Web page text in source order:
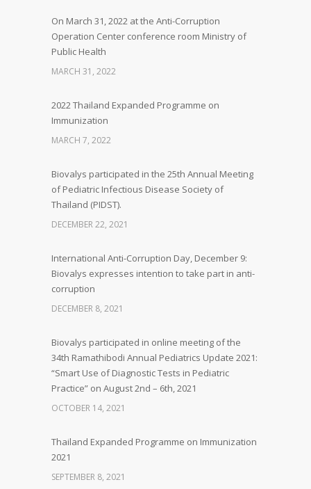
On March 31, 2022 at the Anti-Corruption
Operation Center conference room Ministry of
Public Health
MARCH 31, 2022
2022 Thailand Expanded Programme on
Immunization
MARCH 7, 2022
Biovalys participated in the 25th Annual Meeting
of Pediatric Infectious Disease Society of
Thailand (PIDST).
DECEMBER 22, 2021
International Anti-Corruption Day, December 9:
Biovalys expresses intention to take part in anti-
corruption
DECEMBER 8, 2021
Biovalys participated in online meeting of the
34th Ramathibodi Annual Pediatrics Update 2021:
“Smart Use of Diagnostic Tests in Pediatric
Practice” on August 2nd – 6th, 2021
OCTOBER 14, 2021
Thailand Expanded Programme on Immunization
2021
SEPTEMBER 8, 2021